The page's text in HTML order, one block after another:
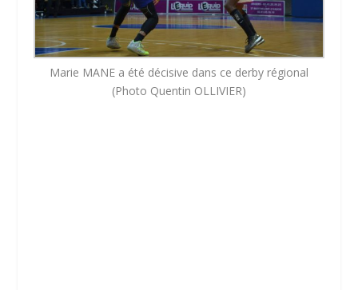
Marie MANE a été décisive dans ce derby régional
(Photo Quentin OLLIVIER)